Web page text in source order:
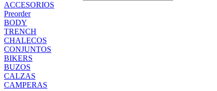
ACCESORIOS
Preorder
BODY
TRENCH
CHALECOS
CONJUNTOS
BIKERS
BUZOS
CALZAS
CAMPERAS